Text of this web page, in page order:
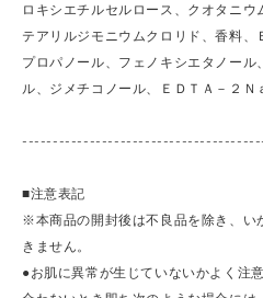
ロキシエチルセルロース、クオタニ
テアリルジモニウムクロリド、香料
プロパノール、フェノキシエタノー
ル、ジメチコノール、ＥＤＴＡ－２Ｎ
■注意表記
※本商品の開封後は不良品を除き、い
きません。
●お肌に異常が生じていないかよく注